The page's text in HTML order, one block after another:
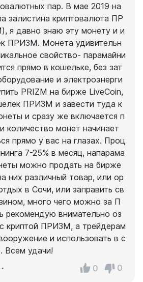
пар. В мае 2019 на
залистина криптовалюта ПР
я давно знаю эту монету и и
ПРИЗМ. Монета удивительн
свойство- парамайни
прямо в кошельке, без зат
и электроэнерги
PRIZM на бирже LiveCoin,
ПРИЗМ и завести туда к
и сразу же включается п
количество монет начинает
прямо у вас на глазах. Проц
7-25% в месяц, напарама
можно продать на бирже
них различный товар, или ор
в Сочи, или заправить св
много чего можно за П
рекомендую внимательно оз
криптой ПРИЗМ, а трейдерам
и использовать в с
Всем удачи!
0 0